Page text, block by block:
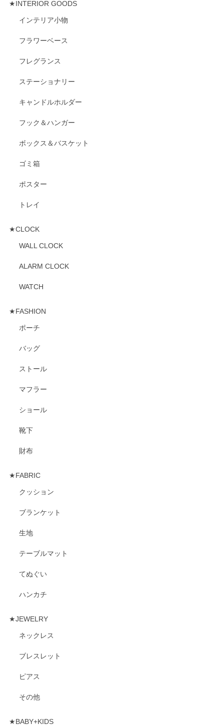
★INTERIOR GOODS
インテリア小物
フラワーベース
フレグランス
ステーショナリー
キャンドルホルダー
フック＆ハンガー
ボックス＆バスケット
ゴミ箱
ポスター
トレイ
★CLOCK
WALL CLOCK
ALARM CLOCK
WATCH
★FASHION
ポーチ
バッグ
ストール
マフラー
ショール
靴下
財布
★FABRIC
クッション
ブランケット
生地
テーブルマット
てぬぐい
ハンカチ
★JEWELRY
ネックレス
ブレスレット
ピアス
その他
★BABY+KIDS